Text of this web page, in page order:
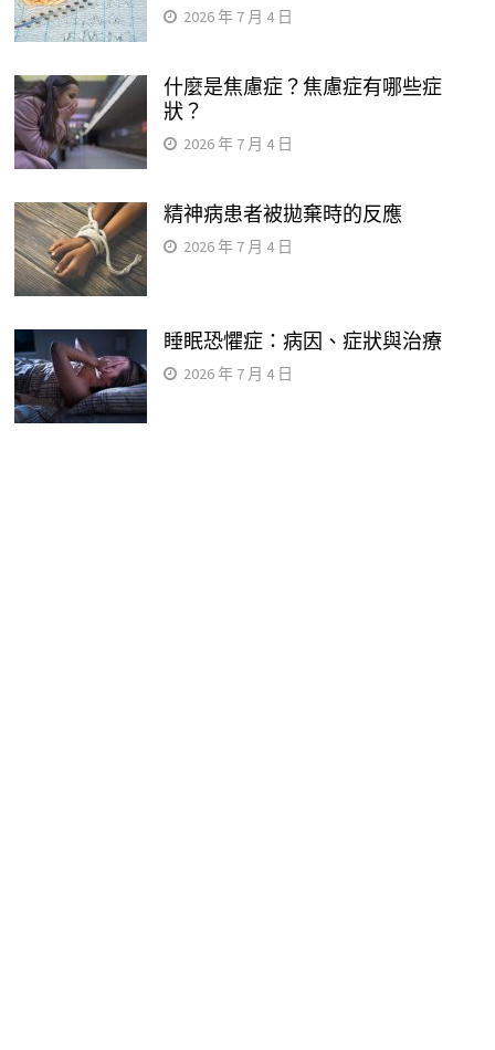
2026 年 7 月 4 日
什麼是焦慮症？焦慮症有哪些症
狀？
2026 年 7 月 4 日
精神病患者被拋棄時的反應
2026 年 7 月 4 日
睡眠恐懼症：病因、症狀與治療
2026 年 7 月 4 日